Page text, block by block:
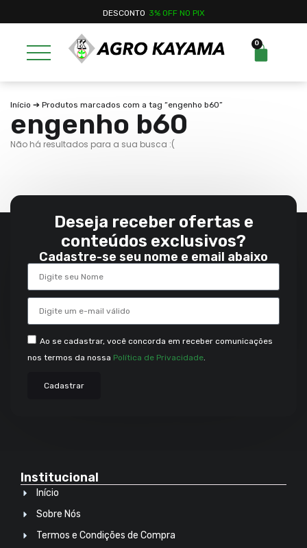
DESCONTO 3% OFF NO PIX
0
Início ➔ Produtos marcados com a tag “engenho b60”
engenho b60
Não há resultados para a sua busca :(
Deseja receber ofertas e
conteúdos exclusivos?
Cadastre-se seu nome e email abaixo
Ao se cadastrar, você concorda em receber comunicações
nos termos da nossa Política de Privacidade
Cadastrar
Institucional
Início
Sobre Nós
Termos e Condições de Compra